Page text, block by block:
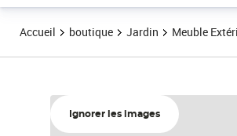
Accueil boutique Jardin Meuble
Ignorer les images